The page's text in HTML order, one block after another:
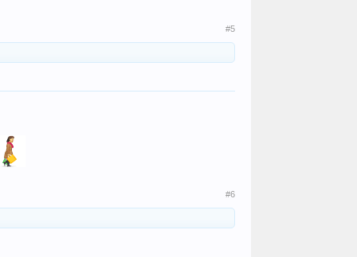
#5
#6